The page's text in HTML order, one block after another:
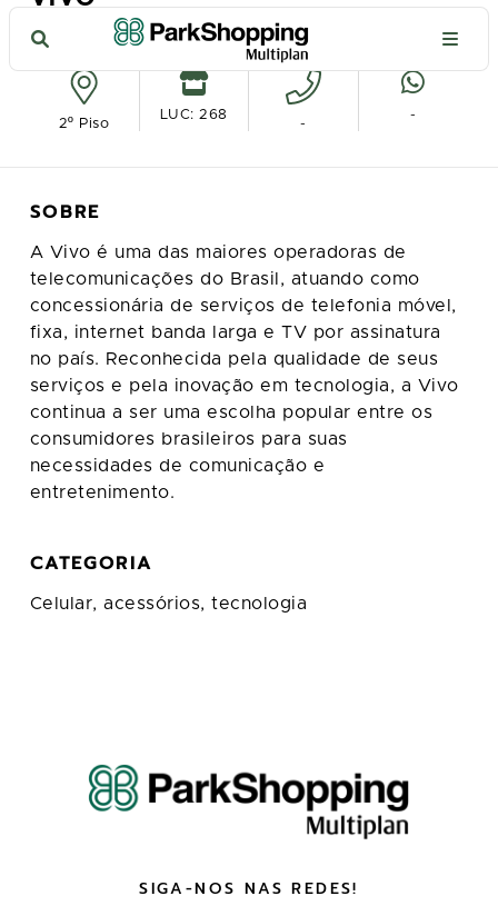
Ver no mapa
2º Piso
LUC: 268
-
-
SOBRE
A Vivo é uma das maiores operadoras de
telecomunicações do Brasil, atuando como
concessionária de serviços de telefonia móvel,
fixa, internet banda larga e TV por assinatura
no país. Reconhecida pela qualidade de seus
serviços e pela inovação em tecnologia, a Vivo
continua a ser uma escolha popular entre os
consumidores brasileiros para suas
necessidades de comunicação e
entretenimento.
CATEGORIA
Celular, acessórios, tecnologia
SIGA-NOS NAS REDES!